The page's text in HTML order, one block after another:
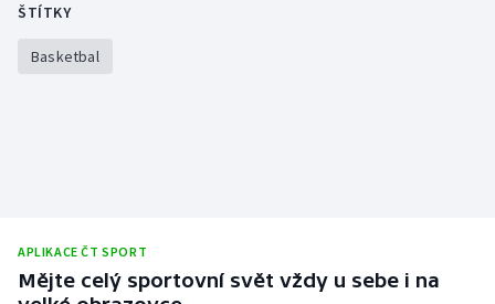
Ragby
Rychlobruslení
Stolní tenis
ŠTÍTKY
Basketbal
APLIKACE ČT SPORT
Mějte celý sportovní svět vždy u sebe i na